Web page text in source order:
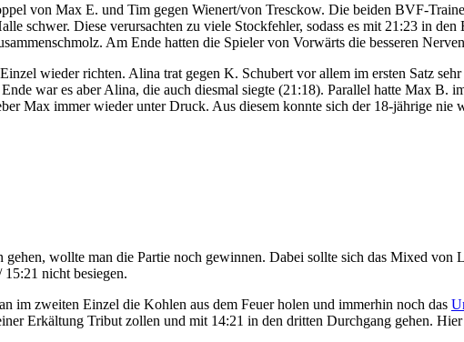
von Max E. und Tim gegen Wienert/von Tresckow. Die beiden BVF-
schwer. Diese verursachten zu viele Stockfehler, sodass es mit 21:23 in
Am Ende hatten die Spieler von Vorwärts die besseren
wieder richten. Alina trat gegen K. Schubert vor allem im ersten Satz
war es aber Alina, die auch diesmal siegte (21:18). Parallel hatte Max B.
Max immer wieder unter Druck. Aus diesem konnte sich der 18-jährige
wollte man die Partie noch gewinnen. Dabei sollte sich das Mixed
nicht besiegen.
im zweiten Einzel die Kohlen aus dem Feuer holen und immerhin noch das
Erkältung Tribut zollen und mit 14:21 in den dritten Durchgang gehen.